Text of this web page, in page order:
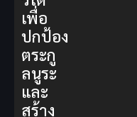
เพื่อ
ปกป้อง
ตระกู
ลนูระ
และ
สร้าง